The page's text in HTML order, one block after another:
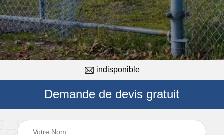
indisponible
Demande de devis gratuit